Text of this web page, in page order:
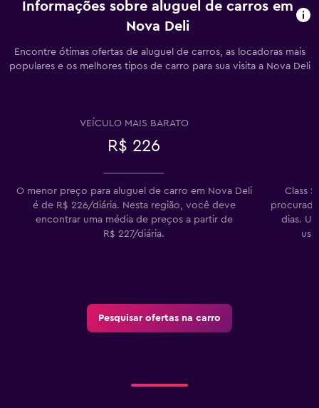
Informações sobre aluguel de carros em
Nova Deli
Encontre ótimas ofertas de aluguel de carros, as locadoras mais
populares e os melhores tipos de carro para sua visita a Nova Deli
VEÍCULO MAIS BARATO
R$ 226
O menor preço para aluguel de carro em Nova Deli
é de R$ 226/diária. Nesta região, você deve
encontrar uma média de preços a partir de
R$ 227/diária.
Class
dias.
Pesquisar ofertas na carro